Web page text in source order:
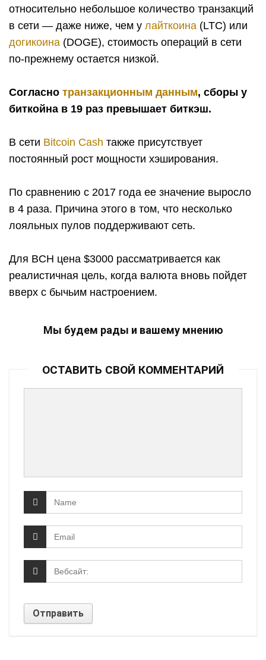
относительно небольшое количество транзакций
в сети — даже ниже, чем у лайткоина (LTC) или
догикоина (DOGE), стоимость операций в сети
по-прежнему остается низкой.
Согласно транзакционным данным, сборы у
биткойна в 19 раз превышает биткэш.
В сети Bitcoin Cash также присутствует
постоянный рост мощности хэширования.
По сравнению с 2017 года ее значение выросло
в 4 раза. Причина этого в том, что несколько
лояльных пулов поддерживают сеть.
Для BCH цена $3000 рассматривается как
реалистичная цель, когда валюта вновь пойдет
вверх с бычьим настроением.
Мы будем рады и вашему мнению
ОСТАВИТЬ СВОЙ КОММЕНТАРИЙ